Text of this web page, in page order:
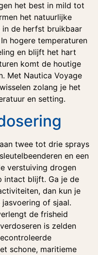
het best in mild tot
het natuurlijke
de herfst bruikbaar
hogere temperaturen
en blijft het hart
komt de houtige
Met Nautica Voyage
zolang je het
en setting.
twee tot drie sprays
en een
verstuiving drogen
intact blijft. Ga je de
dan kun je
of sjaal.
de frisheid
is zelden
schone, maritieme